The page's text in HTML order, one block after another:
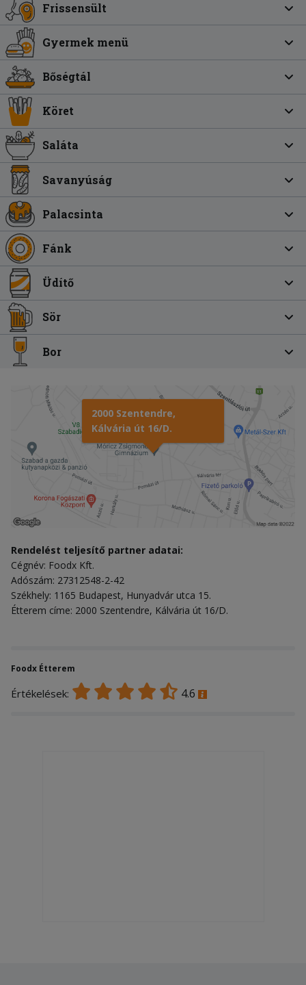
Frissensült
Gyermek menü
Bőségtál
Köret
Saláta
Savanyúság
Palacsinta
Fánk
Üdítő
Sör
Bor
2000 Szentendre,
Kálvária út 16/D.
Rendelést teljesítő partner adatai:
Cégnév: Foodx Kft.
Adószám: 27312548-2-42
Székhely: 1165 Budapest, Hunyadvár utca 15.
Étterem címe: 2000 Szentendre, Kálvária út 16/D.
Foodx Étterem
Értékelések: 4.6